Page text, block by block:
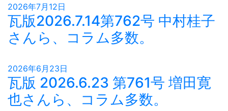
2026年7月12日
瓦版2026.7.14第762号 中村桂子
さんら、コラム多数。
2026年6月23日
瓦版 2026.6.23 第761号 増田寛
也さんら、コラム多数。